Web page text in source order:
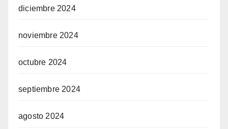
diciembre 2024
noviembre 2024
octubre 2024
septiembre 2024
agosto 2024